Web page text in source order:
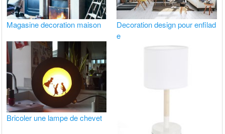
Magasine decoration maison
Decoration design pour enfilad
e
Bricoler une lampe de chevet